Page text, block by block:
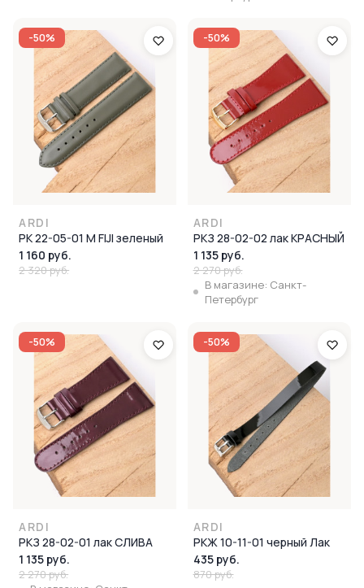
-50%
ARDI
РК 22-05-01 М FIJI зеленый
1 160 руб.
2 320 руб.
-50%
ARDI
РКЗ 28-02-02 лак КРАСНЫЙ
1 135 руб.
2 270 руб.
В магазине: Санкт-
Петербург
-50%
ARDI
РКЗ 28-02-01 лак СЛИВА
1 135 руб.
2 270 руб.
-50%
ARDI
РКЖ 10-11-01 черный Лак
435 руб.
870 руб.